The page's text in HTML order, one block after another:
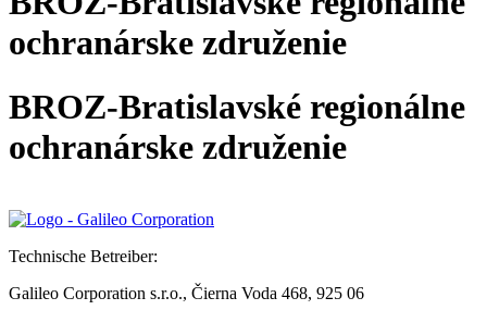
ochranárske združenie
BROZ-Bratislavské regionálne
ochranárske združenie
Technische Betreiber:
Galileo Corporation s.r.o., Čierna Voda 468, 925 06